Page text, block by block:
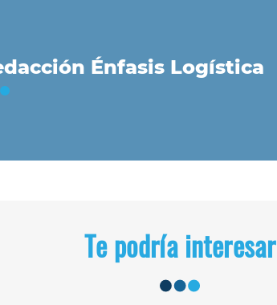
Énfasis Logística
Te podría interesar